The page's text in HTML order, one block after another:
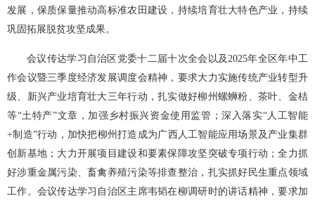
发展，保质保量推动高标准农田建设，持续培育壮大特色产业，持续
巩固拓展脱贫攻坚成果。
会议传达学习自治区党委十二届十次全会以及2025年全区年中工
作会议暨三季度经济发展调度会精神，要求大力实施传统产业转型升
级、新兴产业培育壮大三年行动，扎实做好柳州螺蛳粉、茶叶、金桔
等“土特产”文章，加强乡村振兴资金使用监管；深入落实“人工智能
+制造”行动，加快把柳州打造成为广西人工智能应用场景及产业集群
创新基地；大力开展项目建设和要素保障攻坚突破专项行动；全力抓
好涉重金属污染、畜禽养殖污染等排查整治，扎实抓好民生重点领域
工作。会议传达学习自治区主席韦韬在柳调研时的讲话精神，要求加